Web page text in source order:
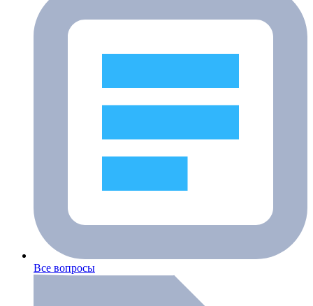
Все вопросы